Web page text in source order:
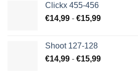
Clickx 455-456
€14,99 - €15,99Prijsklasse:
Shoot 127-128
€14,99 - €15,99Prijsklasse: